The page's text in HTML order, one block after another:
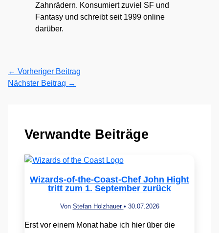
Zahnrädern. Konsumiert zuviel SF und
Fantasy und schreibt seit 1999 online
darüber.
← Vorheriger Beitrag
Nächster Beitrag →
Verwandte Beiträge
Wizards-of-the-Coast-Chef John Hight
tritt zum 1. September zurück
Von Stefan Holzhauer • 30.07.2026
Erst vor einem Monat habe ich hier über die